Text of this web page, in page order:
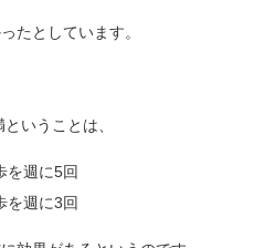
たとしています。
いうことは、
を週に5回
を週に3回